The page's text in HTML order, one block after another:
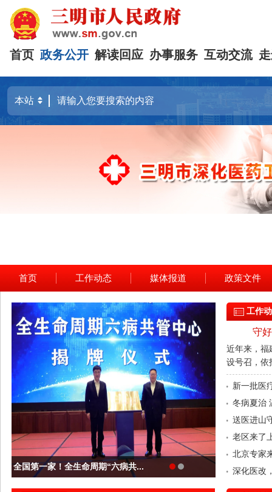
首页 政务公开 解读回应 办事服务 互动交流
首页 工作动态 媒体报道 政策文件
全国第一家！全生命周期“六病共...
工作
守
近年来，福
设号召，依
新一批医
冬病夏治
送医进山
老区来了
北京专家
深化医改